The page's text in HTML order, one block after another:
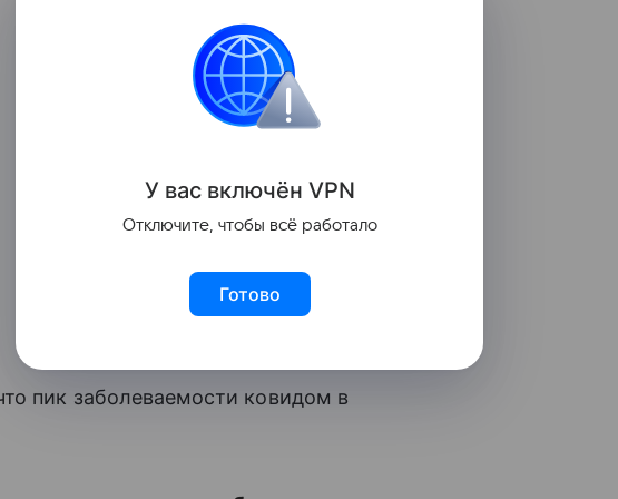
пик заболеваемости ковидом в
У вас включён VPN
Отключите, чтобы всё работало
Готово